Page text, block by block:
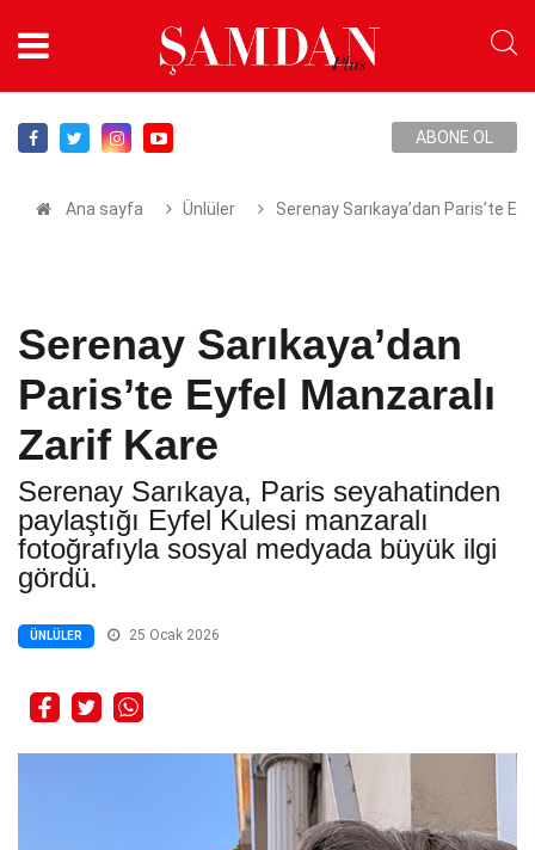
ABONE OL
Ana sayfa Ünlüler Serenay Sarıkaya’dan Paris’te
Serenay Sarıkaya’dan
Paris’te Eyfel Manzaralı
Zarif Kare
Serenay Sarıkaya, Paris seyahatinden
paylaştığı Eyfel Kulesi manzaralı
fotoğrafıyla sosyal medyada büyük ilgi
gördü.
ÜNLÜLER 25 Ocak 2026